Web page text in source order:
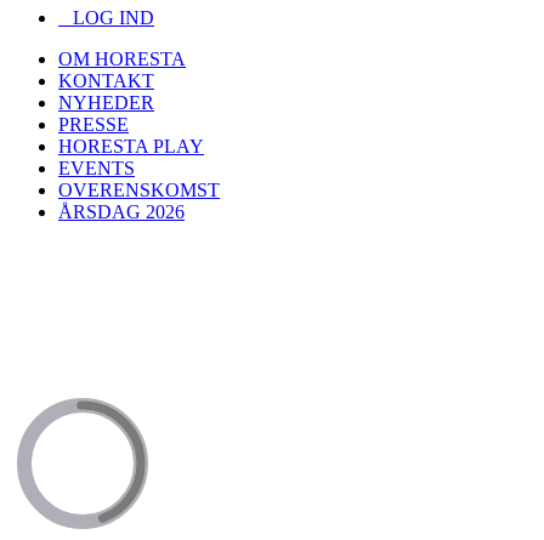
LOG IND
OM HORESTA
KONTAKT
NYHEDER
PRESSE
HORESTA PLAY
EVENTS
OVERENSKOMST
ÅRSDAG 2026